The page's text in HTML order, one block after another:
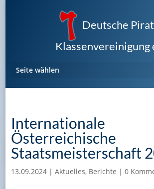
Deutsche
Klassenvereinigung
Seite wählen
Internationale
Österreichische
Staatsmeisterschaft
13.09.2024| Aktuelles, Berichte | 0